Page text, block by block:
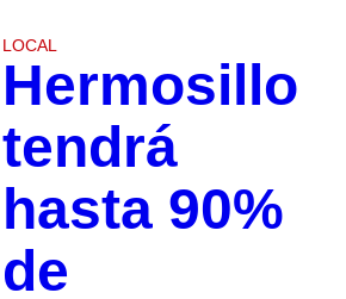
LOCAL
Hermosillo
tendrá
hasta 90%
de